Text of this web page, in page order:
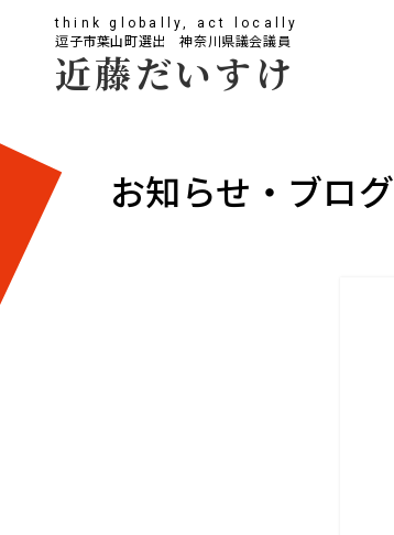
think globally, act locally
逗子市葉山町選出 神奈川県議会議員
近藤だいすけ
お知らせ・ブログ